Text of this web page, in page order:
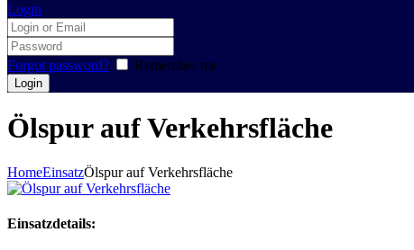
Login
Forgot password? Remember me
Ölspur auf Verkehrsfläche
HomeEinsatzÖlspur auf Verkehrsfläche
Einsatzdetails: